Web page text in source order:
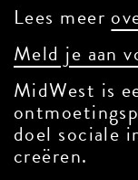
Lees meer
Meld je aan
MidWest is
doel sociale
creëren.